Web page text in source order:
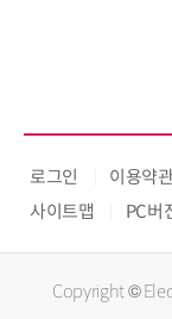
로그인 이용약
사이트맵
PC버
Copyright ©